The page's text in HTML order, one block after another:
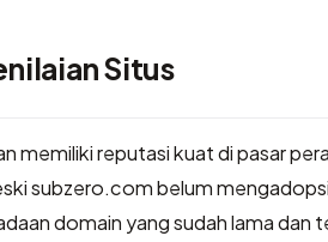
Situs
memiliki reputasi kuat di pasar
subzero.com belum
domain yang sudah lama dan